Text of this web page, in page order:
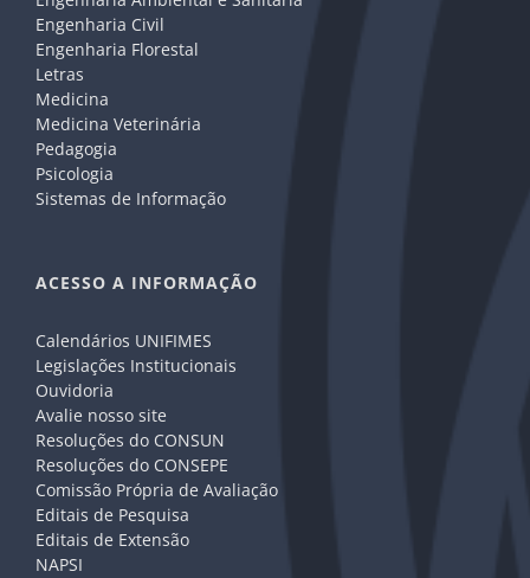
Engenharia Civil
Engenharia Florestal
Letras
Medicina
Medicina Veterinária
Pedagogia
Psicologia
Sistemas de Informação
ACESSO A INFORMAÇÃO
Calendários UNIFIMES
Legislações Institucionais
Ouvidoria
Avalie nosso site
Resoluções do CONSUN
Resoluções do CONSEPE
Comissão Própria de Avaliação
Editais de Pesquisa
Editais de Extensão
NAPSI